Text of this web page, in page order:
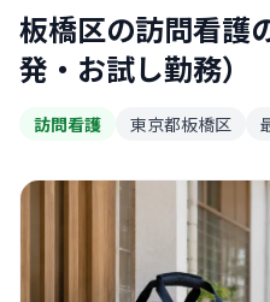
板橋区の訪問看護
発・お試し勤務）
訪問看護 東京都板橋区